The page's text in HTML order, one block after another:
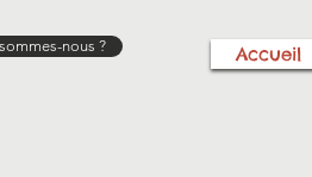
nous ? Accueil